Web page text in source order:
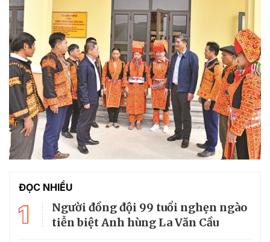
ĐỌC NHIỀU
1
Người đồng đội 99 tuổi nghẹn ngào
tiễn biệt Anh hùng La Văn Cầu